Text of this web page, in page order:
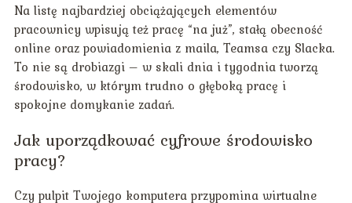
Na listę najbardziej obciążających elementów
pracownicy wpisują też pracę “na już”, stałą obecność
online oraz powiadomienia z maila, Teamsa czy Slacka.
To nie są drobiazgi – w skali dnia i tygodnia tworzą
środowisko, w którym trudno o głęboką pracę i
spokojne domykanie zadań.
Jak uporządkować cyfrowe środowisko
pracy?
Czy pulpit Twojego komputera przypomina wirtualne